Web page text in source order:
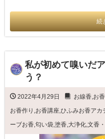
続
私が初めて嗅いだ
う？
2022年4月29日 お線香,お香
お香作り ,お香講座,ひふみお香アカ
ーブお香,匂い袋,塗香,大浄化,文香